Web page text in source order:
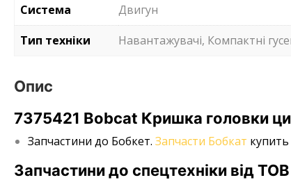
Система
Двигун
Тип техніки
Навантажувачі, Компактні
Опис
7375421 Bobcat Кришка головки
Запчастини до Бобкет. Запчасти Бобкат купить
Запчастини до спецтехніки від